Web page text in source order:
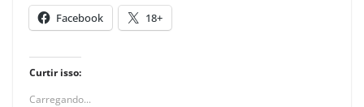
Facebook 18+
Curtir isso:
Carregando...